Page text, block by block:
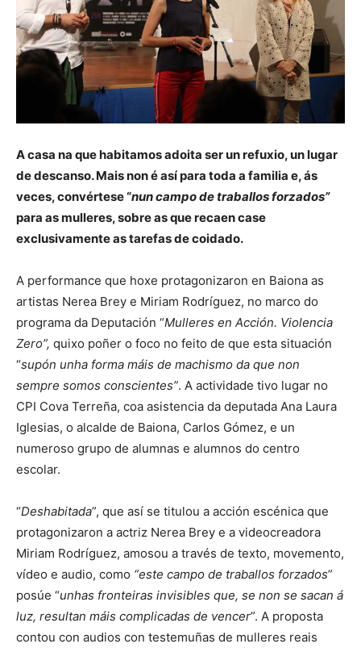
A casa na que habitamos adoita ser un refuxio, un lugar
de descanso. Mais non é así para toda a familia e, ás
veces, convértese “nun campo de traballos forzados”
para as mulleres, sobre as que recaen case
exclusivamente as tarefas de coidado.
A performance que hoxe protagonizaron en Baiona as
artistas Nerea Brey e Miriam Rodríguez, no marco do
programa da Deputación “Mulleres en Acción. Violencia
Zero”, quixo poñer o foco no feito de que esta situación
“supón unha forma máis de machismo da que non
sempre somos conscientes”. A actividade tivo lugar no
CPI Cova Terreña, coa asistencia da deputada Ana Laura
Iglesias, o alcalde de Baiona, Carlos Gómez, e un
numeroso grupo de alumnas e alumnos do centro
escolar.
“Deshabitada”, que así se titulou a acción escénica que
protagonizaron a actriz Nerea Brey e a videocreadora
Miriam Rodríguez, amosou a través de texto, movemento,
vídeo e audio, como “este campo de traballos forzados”
posúe “unhas fronteiras invisibles que, se non se sacan á
luz, resultan máis complicadas de vencer”. A proposta
contou con audios con testemuñas de mulleres reais